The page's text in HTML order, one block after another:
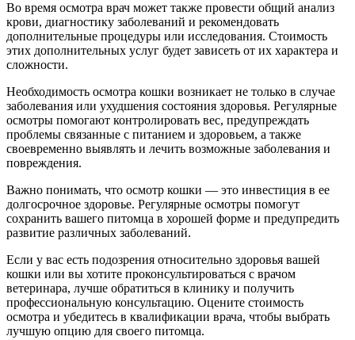
Во время осмотра врач может также провести общий анализ
крови, диагностику заболеваний и рекомендовать
дополнительные процедуры или исследования. Стоимость
этих дополнительных услуг будет зависеть от их характера и
сложности.
Необходимость осмотра кошки возникает не только в случае
заболевания или ухудшения состояния здоровья. Регулярные
осмотры помогают контролировать вес, предупреждать
проблемы связанные с питанием и здоровьем, а также
своевременно выявлять и лечить возможные заболевания и
повреждения.
Важно понимать, что осмотр кошки — это инвестиция в ее
долгосрочное здоровье. Регулярные осмотры помогут
сохранить вашего питомца в хорошей форме и предупредить
развитие различных заболеваний.
Если у вас есть подозрения относительно здоровья вашей
кошки или вы хотите проконсультироваться с врачом
ветеринара, лучше обратиться в клинику и получить
профессиональную консультацию. Оцените стоимость
осмотра и убедитесь в квалификации врача, чтобы выбрать
лучшую опцию для своего питомца.